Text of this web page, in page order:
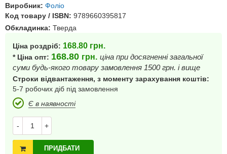
Виробник: Фоліо
Код товару / ISBN: 9789660395817
Обкладинка: Тверда
Ціна роздріб: 168.80 грн.
* Ціна опт: 168.80 грн. ціна при досягненні загальної
суми будь-якого товару замовлення 1500 грн. і вище
Строки відвантаження, з моменту зарахування коштів:
5-7 робочих діб під замовлення
Є в наявності
- +
ПРИДБАТИ